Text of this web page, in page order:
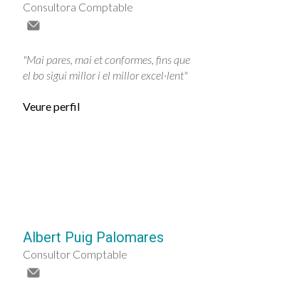
Consultora Comptable
"Mai pares, mai et conformes, fins que
el bo sigui millor i el millor excel·lent"
Veure perfil
Albert Puig Palomares
Consultor Comptable